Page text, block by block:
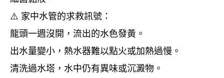
⚠️ 家中水管的求救訊號：
龍頭一週沒開，流出的水色發黃。
出水量變小，熱水器難以點火或加熱過慢。
清洗過水塔，水中仍有異味或沉澱物。